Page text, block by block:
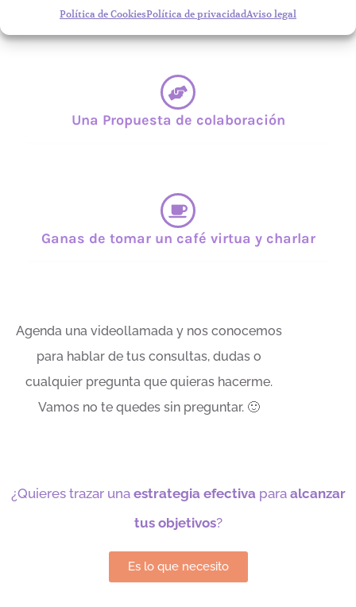
Política de CookiesPolítica de privacidadAviso legal
Alguna consulta sobre un servicio
Una Propuesta de colaboración
Ganas de tomar un café virtua y charlar
Agenda una videollamada y nos conocemos
para hablar de tus consultas, dudas o
cualquier pregunta que quieras hacerme.
Vamos no te quedes sin preguntar. 🙂
¿Quieres trazar una estrategia efectivapara alcanzar
tus objetivos?
Es lo que necesito